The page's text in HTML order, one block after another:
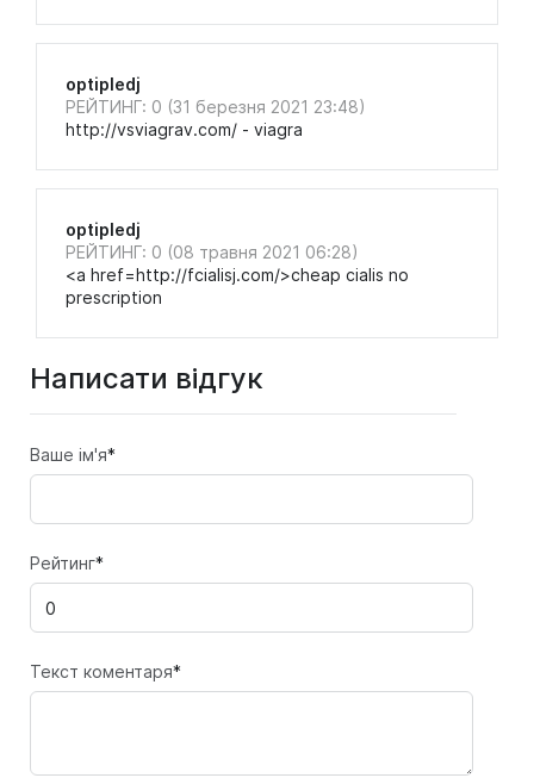
optipledj
РЕЙТИНГ: 0 (31 березня 2021 23:48)
http://vsviagrav.com/ - viagra
optipledj
РЕЙТИНГ: 0 (08 травня 2021 06:28)
<a href=http://fcialisj.com/>cheap cialis no
prescription
Написати відгук
Ваше ім'я*
Рейтинг*
Текст коментаря*